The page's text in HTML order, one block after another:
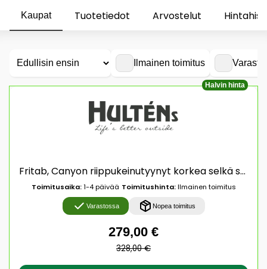
Kaupat Tuotetiedot Arvostelut
Ilmainen toimitus
Halvin hinta
Fritab, Canyon riippukeinutyynyt korkea selkä strukturdralon Tummansininen
Toimitusaika:1-4 päivää Toimitushinta:Ilmainen toimitus
Varastossa Nopea toimitus
279,00 €
328,00 €